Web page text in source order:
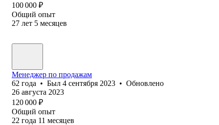
100 000 ₽
Общий опыт
27 лет 5 месяцев
Менеджер по продажам
62 года • Был 4 сентября 2023 • Обновлено
26 августа 2023
120 000 ₽
Общий опыт
22 года 11 месяцев